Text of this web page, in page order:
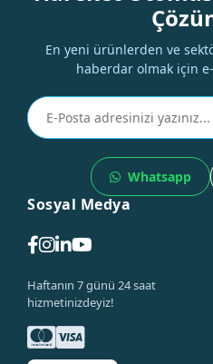
En yeni ürünlerden ve
haberdar olmak için
Whatsapp
Sosyal Medya
Haftanın 7 günü 24 saat
hizmetinizdeyiz!